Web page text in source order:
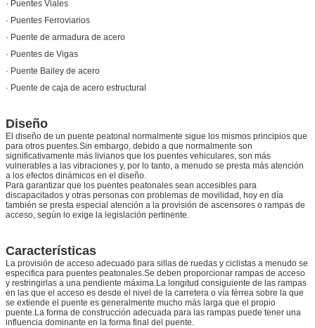
· Puentes Viales
· Puentes Ferroviarios
· Puente de armadura de acero
· Puentes de Vigas
· Puente Bailey de acero
· Puente de caja de acero estructural
Diseño
El diseño de un puente peatonal normalmente sigue los mismos principios que
para otros puentes.Sin embargo, debido a que normalmente son
significativamente más livianos que los puentes vehiculares, son más
vulnerables a las vibraciones y, por lo tanto, a menudo se presta más atención
a los efectos dinámicos en el diseño.
Para garantizar que los puentes peatonales sean accesibles para
discapacitados y otras personas con problemas de movilidad, hoy en día
también se presta especial atención a la provisión de ascensores o rampas de
acceso, según lo exige la legislación pertinente.
Características
La provisión de acceso adecuado para sillas de ruedas y ciclistas a menudo se
especifica para puentes peatonales.Se deben proporcionar rampas de acceso
y restringirlas a una pendiente máxima.La longitud consiguiente de las rampas
en las que el acceso es desde el nivel de la carretera o vía férrea sobre la que
se extiende el puente es generalmente mucho más larga que el propio
puente.La forma de construcción adecuada para las rampas puede tener una
influencia dominante en la forma final del puente.